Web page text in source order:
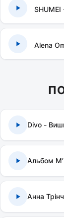
Alena
Divo -
Альбом
Анна